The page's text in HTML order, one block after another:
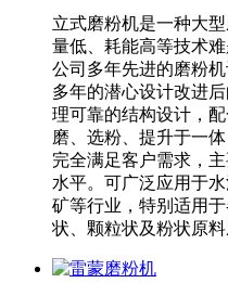
立式磨粉机是一种大
量低、耗能高等技术
公司多年先进的磨粉
多年的潜心设计改进
理可靠的结构设计，
磨、选粉、提升于一
完全满足客户需求，
水平。可广泛应用于
矿等行业，特别适用
状、颗粒状及粉状原